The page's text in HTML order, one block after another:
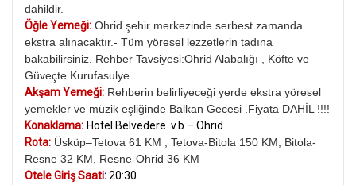
dahildir.
Öğle Yemeği: Ohrid şehir merkezinde serbest zamanda
ekstra alınacaktır.- Tüm yöresel lezzetlerin tadına
bakabilirsiniz. Rehber Tavsiyesi:Ohrid Alabalığı , Köfte ve
Güveçte Kurufasulye.
Akşam Yemeği: Rehberin belirliyeceği yerde ekstra yöresel
yemekler ve müzik eşliğinde Balkan Gecesi .Fiyata DAHİL !!!!
Konaklama: Hotel Belvedere v.b – Ohrid
Rota: Üsküp–Tetova 61 KM , Tetova-Bitola 150 KM, Bitola-
Resne 32 KM, Resne-Ohrid 36 KM
Otele Giriş Saati:20:30